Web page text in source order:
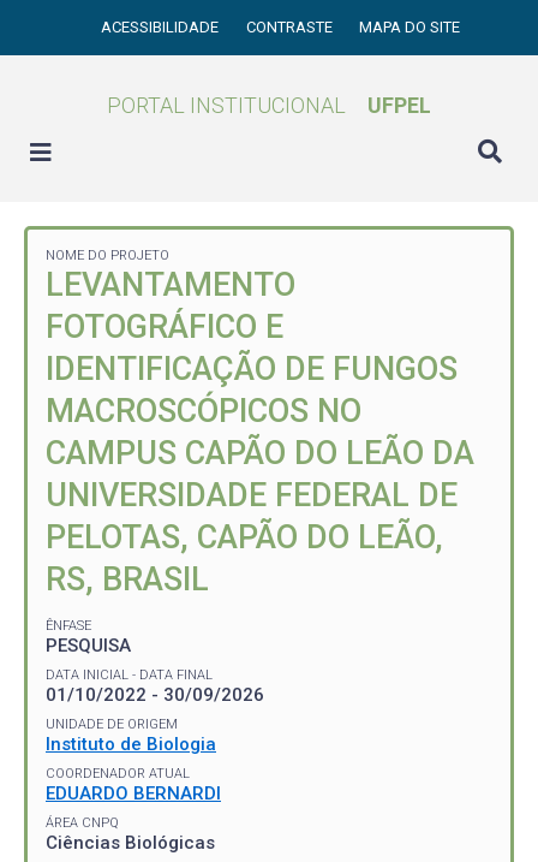
ACESSIBILIDADE CONTRASTE MAPA DO SITE
PORTAL INSTITUCIONAL UFPEL
NOME DO PROJETO
LEVANTAMENTO
FOTOGRÁFICO E
IDENTIFICAÇÃO DE FUNGOS
MACROSCÓPICOS NO
CAMPUS CAPÃO DO LEÃO DA
UNIVERSIDADE FEDERAL DE
PELOTAS, CAPÃO DO LEÃO,
RS, BRASIL
ÊNFASE
PESQUISA
DATA INICIAL - DATA FINAL
01/10/2022 - 30/09/2026
UNIDADE DE ORIGEM
Instituto de Biologia
COORDENADOR ATUAL
EDUARDO BERNARDI
ÁREA CNPQ
Ciências Biológicas